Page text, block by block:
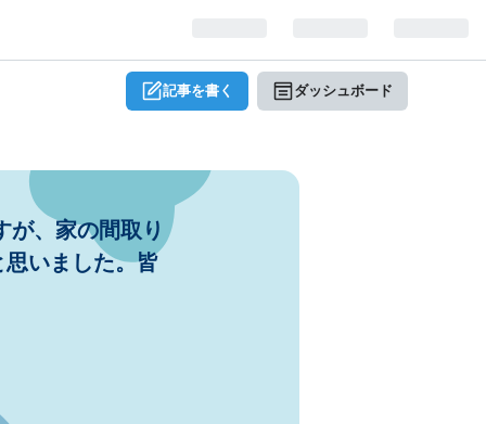
記事を書く ダッシュボード
が、家の間取り
いました。皆